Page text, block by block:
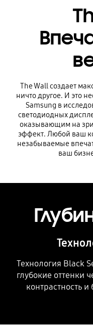
The Wall создает
ничто другое. И это
Samsung в
светодиодных
оказывающим на
эффект. Любой ваш
незабываемые
ваш
Технология Black
глубокие оттенки
контрастность